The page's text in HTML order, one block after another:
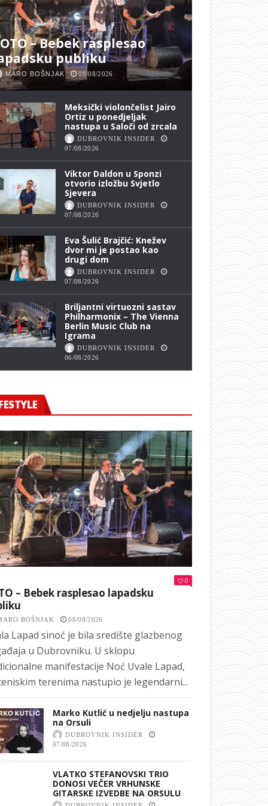
– Bebek rasplesao
publiku
MARO BOŠNJAK 08/08/2026
Meksički violončelist Jairo
Ortiz u ponedjeljak
nastupa u Saloči od zrcala
DUBROVNIK INSIDER
07/08/2026
Viktor Daldon u Sponzi
otvorio izložbu Svjetlo
Sjevera
DUBROVNIK INSIDER
07/08/2026
Eva Šulić Brajčić: Knežev
dvor mi je postao kao
drugi dom
DUBROVNIK INSIDER
07/08/2026
Briljantni virtuozni sastav
Philharmonix – The Vienna
Berlin Music Club na
Igrama
DUBROVNIK INSIDER
06/08/2026
0
– Bebek rasplesao lapadsku
BOŠNJAK 08/08/2026
Lapad sinoć je bila središte glazbenog
u Dubrovniku. U sklopu
manifestacije Noć Uvale Lapad,
terenima nastupio je legendarni...
Marko Kutlić u nedjelju nastupa
na Orsuli
DUBROVNIK INSIDER
07/08/2026
VLATKO STEFANOVSKI TRIO
DONOSI VEČER VRHUNSKE
GITARSKE IZVEDBE NA ORSULU